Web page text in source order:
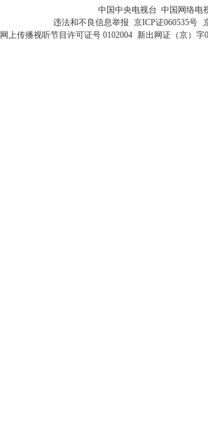
中国中央电视台 中国网络电
违法和不良信息举报 京ICP证060535号
网上传播视听节目许可证号 0102004 新出网证（京）